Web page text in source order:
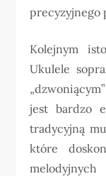
precyzyjnego
Kolejnym
Ukulele
jest bardzo
tradycyjną
które